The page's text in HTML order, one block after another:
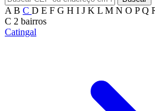
A B C D E F G H I J K L M N O PQ
C 2 bairros
Catingal